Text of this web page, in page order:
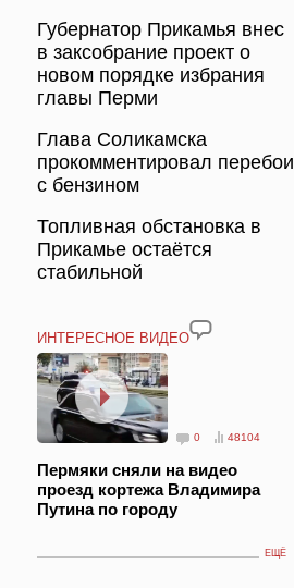
Губернатор Прикамья внес
в заксобрание проект о
новом порядке избрания
главы Перми
Глава Соликамска
прокомментировал перебои
с бензином
Топливная обстановка в
Прикамье остаётся
стабильной
ИНТЕРЕСНОЕ ВИДЕО
0 48104
Пермяки сняли на видео
проезд кортежа Владимира
Путина по городу
ЕЩЁ